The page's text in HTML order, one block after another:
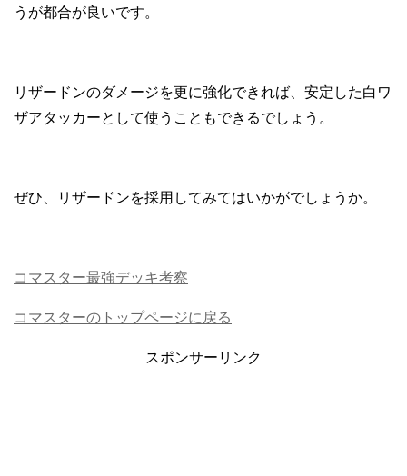
うが都合が良いです。
リザードンのダメージを更に強化できれば、安定した白ワ
ザアタッカーとして使うこともできるでしょう。
ぜひ、リザードンを採用してみてはいかがでしょうか。
コマスター最強デッキ考察
コマスターのトップページに戻る
スポンサーリンク